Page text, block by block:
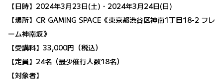
【日時】2024年3月23日(土)・2024年3月24日(日)
【場所】CR GAMING SPACE《東京都渋谷区神南1丁目18-2 フレ
ーム神南坂》
【受講料】33,000円（税込）
【定員】24名（最少催行人数18名）
【対象者】